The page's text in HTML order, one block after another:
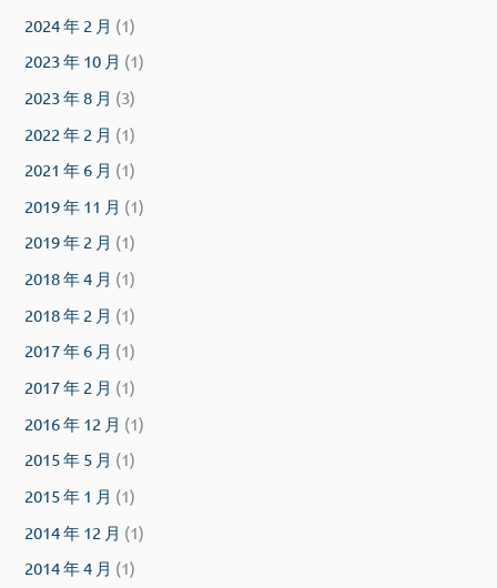
2024 年 2 月 (1)
2023 年 10 月 (1)
2023 年 8 月 (3)
2022 年 2 月 (1)
2021 年 6 月 (1)
2019 年 11 月 (1)
2019 年 2 月 (1)
2018 年 4 月 (1)
2018 年 2 月 (1)
2017 年 6 月 (1)
2017 年 2 月 (1)
2016 年 12 月 (1)
2015 年 5 月 (1)
2015 年 1 月 (1)
2014 年 12 月 (1)
2014 年 4 月 (1)